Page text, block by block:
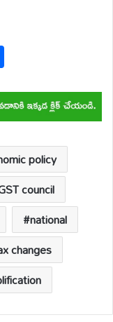
ar
e
policy
council
national
changes